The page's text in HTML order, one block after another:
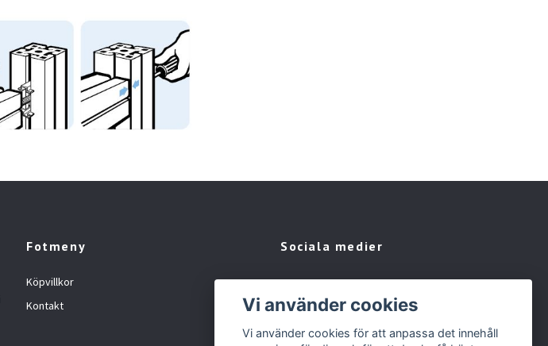
Fotmeny
Köpvillkor
Kontakt
Sociala medier
Vi använder cookies
Vi använder cookies för att anpassa det innehåll